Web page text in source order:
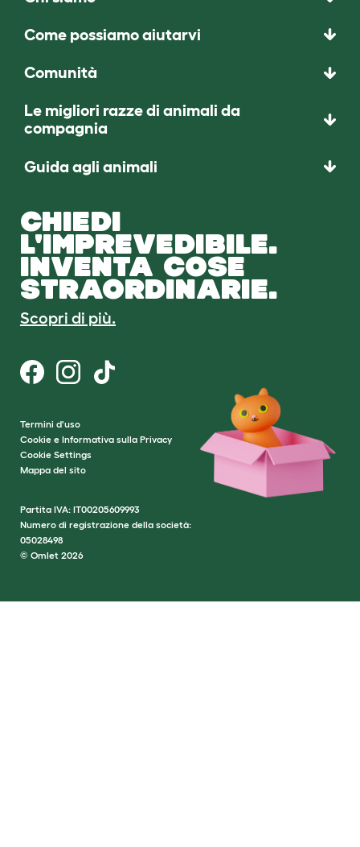
Come possiamo aiutarvi
Comunità
Le migliori razze di animali da
compagnia
Guida agli animali
CHIEDI
L'IMPREVEDIBILE.
INVENTA COSE
STRAORDINARIE.
Scopri di più.
Termini d'uso
Cookie e Informativa sulla Privacy
Cookie Settings
Mappa del sito
Partita IVA: IT00205609993
Numero di registrazione della società:
05028498
© Omlet 2026